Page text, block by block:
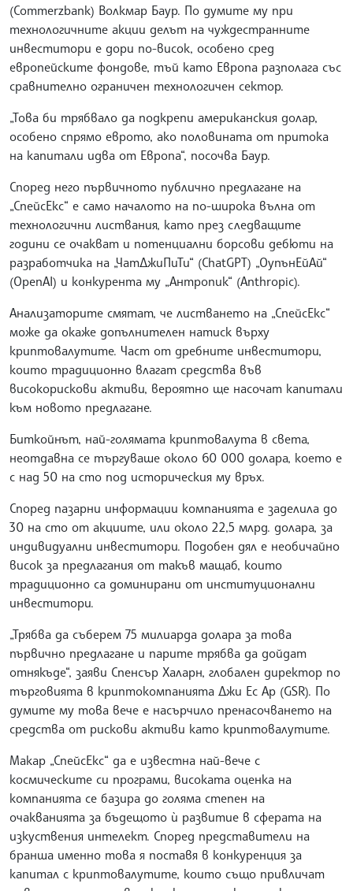
(Commerzbank) Волкмар Баур. По думите му при
технологичните акции делът на чуждестранните
инвеститори е дори по-висок, особено сред
европейските фондове, тъй като Европа разполага със
сравнително ограничен технологичен сектор.
„Това би трябвало да подкрепи американския долар,
особено спрямо еврото, ако половината от притока
на капитали идва от Европа“, посочва Баур.
Според него първичното публично предлагане на
„СпейсЕкс“ е само началото на по-широка вълна от
технологични листвания, като през следващите
години се очакват и потенциални борсови дебюти на
разработчика на „ЧатДжиПиТи“ (ChatGPT) „ОупънЕйАй“
(OpenAI) и конкурента му „Антропик“ (Anthropic).
Анализаторите смятат, че листването на „СпейсЕкс“
може да окаже допълнителен натиск върху
криптовалутите. Част от дребните инвеститори,
които традиционно влагат средства във
високорискови активи, вероятно ще насочат капитали
към новото предлагане.
Биткойнът, най-голямата криптовалута в света,
неотдавна се търгуваше около 60 000 долара, което е
с над 50 на сто под историческия му връх.
Според пазарни информации компанията е заделила до
30 на сто от акциите, или около 22,5 млрд. долара, за
индивидуални инвеститори. Подобен дял е необичайно
висок за предлагания от такъв мащаб, които
традиционно са доминирани от институционални
инвеститори.
„Трябва да съберем 75 милиарда долара за това
първично предлагане и парите трябва да дойдат
отнякъде“, заяви Спенсър Халарн, глобален директор по
търговията в криптокомпанията Джи Ес Ар (GSR). По
думите му това вече е насърчило пренасочването на
средства от рискови активи като криптовалутите.
Макар „СпейсЕкс“ да е известна най-вече с
космическите си програми, високата оценка на
компанията се базира до голяма степен на
очакванията за бъдещото ѝ развитие в сферата на
изкуствения интелект. Според представители на
бранша именно това я поставя в конкуренция за
капитал с криптовалутите, които също привличат